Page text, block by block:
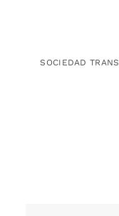
SOCIEDAD